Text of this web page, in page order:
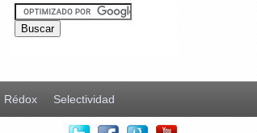
Rédox Selectividad